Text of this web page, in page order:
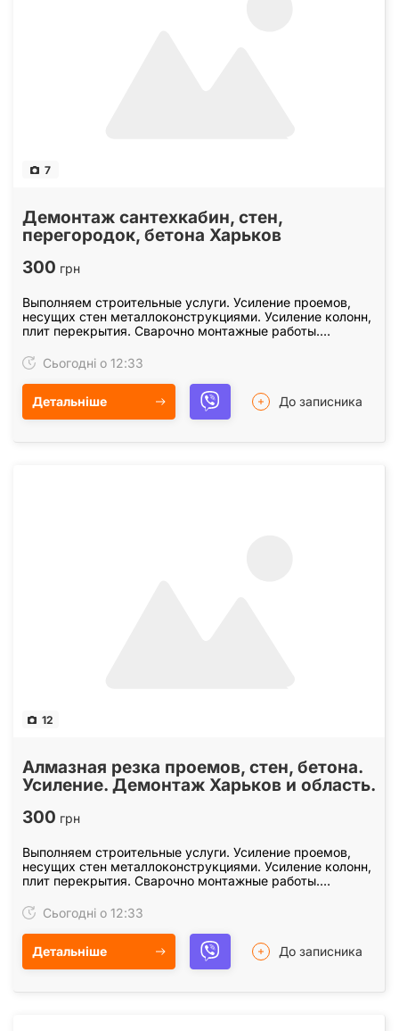
7
Демонтаж сантехкабин, стен,
перегородок, бетона Харьков
300 грн
Выполняем строительные услуги. Усиление проемов,
несущих стен металлоконструкциями. Усиление колонн,
плит перекрытия. Сварочно монтажные работы.
Сьогодні о 12:33
Детальніше До записника
12
Алмазная резка проемов, стен, бетона.
Усиление. Демонтаж Харьков и область.
300 грн
Выполняем строительные услуги. Усиление проемов,
несущих стен металлоконструкциями. Усиление колонн,
плит перекрытия. Сварочно монтажные работы.
Сьогодні о 12:33
Детальніше До записника